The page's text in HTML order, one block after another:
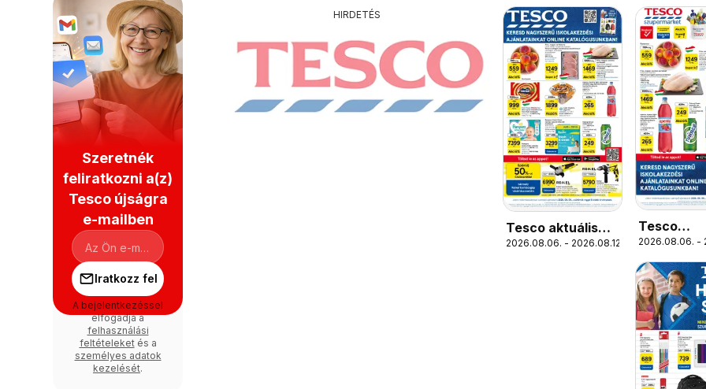
HIRDETÉS
Tesco aktuális
akciós újság
2026.08.06. - 2026.08.12.
Tesco
akciós
2026.08.06. -
Szeretnék
feliratkozni a(z)
Tesco újságra
e-mailben
Iratkozz fel
A bejelentkezéssel
elfogadja a
felhasználási
feltételeketés a
személyes adatok
kezelését.